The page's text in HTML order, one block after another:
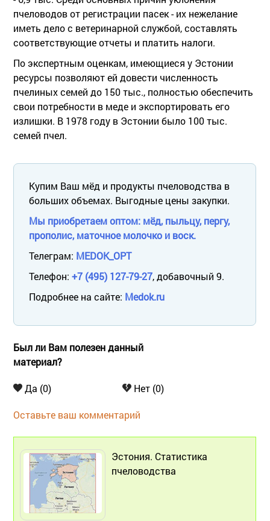
пчеловодов от регистрации пасек - их нежелание
иметь дело с ветеринарной службой, составлять
соответствующие отчеты и платить налоги.
По экспертным оценкам, имеющиеся у Эстонии
ресурсы позволяют ей довести численность
пчелиных семей до 150 тыс., полностью обеспечить
свои потребности в меде и экспортировать его
излишки. В 1978 году в Эстонии было 100 тыс.
семей пчел.
Купим Ваш мёд и продукты пчеловодства в
больших объемах. Выгодные цены закупки.
Мы приобретаем оптом: мёд, пыльцу, пергу,
прополис, маточное молочко и воск.
Телеграм: MEDOK_OPT
Телефон: +7 (495) 127-79-27, добавочный 9.
Подробнее на сайте: Medok.ru
Был ли Вам полезен данный
материал?
Да (0) Нет (0)
Оставьте ваш комментарий
Эстония. Статистика
пчеловодства